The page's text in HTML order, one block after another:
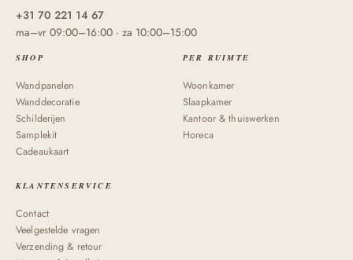
+31 70 221 14 67
ma–vr 09:00–16:00 · za 10:00–15:00
SHOP
Wandpanelen
Wanddecoratie
Schilderijen
Samplekit
Cadeaukaart
PER RUIMTE
Woonkamer
Slaapkamer
Kantoor & thuiswerken
Horeca
KLANTENSERVICE
Contact
Veelgestelde vragen
Verzending & retour